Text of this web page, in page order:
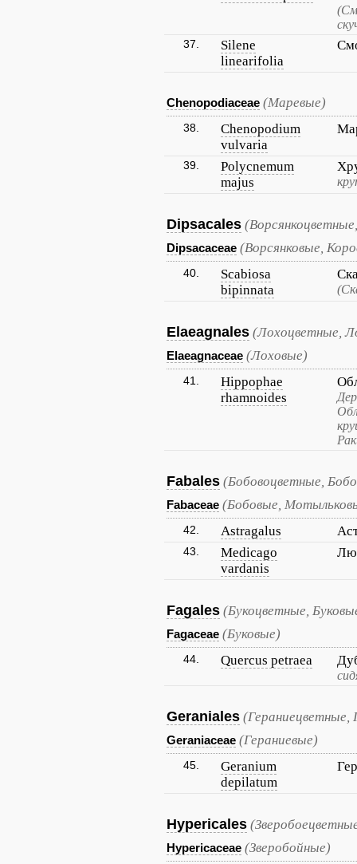
37.
Silene
linearifolia
Chenopodiaceae (Маревые)
38.
Chenopodium
vulvaria
39.
Polycnemum
majus
Dipsacales
Dipsacaceae (Ворсянковые,
40.
Scabiosa
bipinnata
Elaeagnales (Лохоцветные,
Elaeagnaceae (Лоховые)
41.
Hippophae
rhamnoides
Fabales (Бобовоцветные,
Fabaceae (Бобовые,
42. Astragalus
43.
Medicago
vardanis
Fagales (Букоцветные,
Fagaceae (Буковые)
44. Quercus petraea
Geraniales (Гераниецветные,
Geraniaceae (Гераниевые)
45.
Geranium
depilatum
Hypericales
Hypericaceae (Зверобойные)